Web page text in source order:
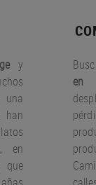
y
una
han
,
en
en